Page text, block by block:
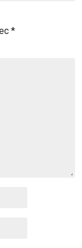
*